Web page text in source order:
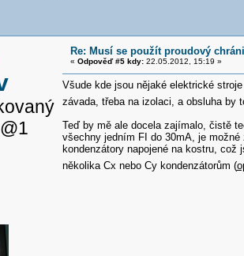
Re: Musí se použít proudový
« Odpověď #5 kdy:22.05.2012, 15:19 »
Všude kde jsou nějaké elektrické
závada, třeba na izolaci, a obsluha
Teď by mě ale docela zajímalo, čistě
všechny jedním FI do 30mA, je
kondenzátory napojené na kostru,
několika Cx nebo Cy kondenzátorům (